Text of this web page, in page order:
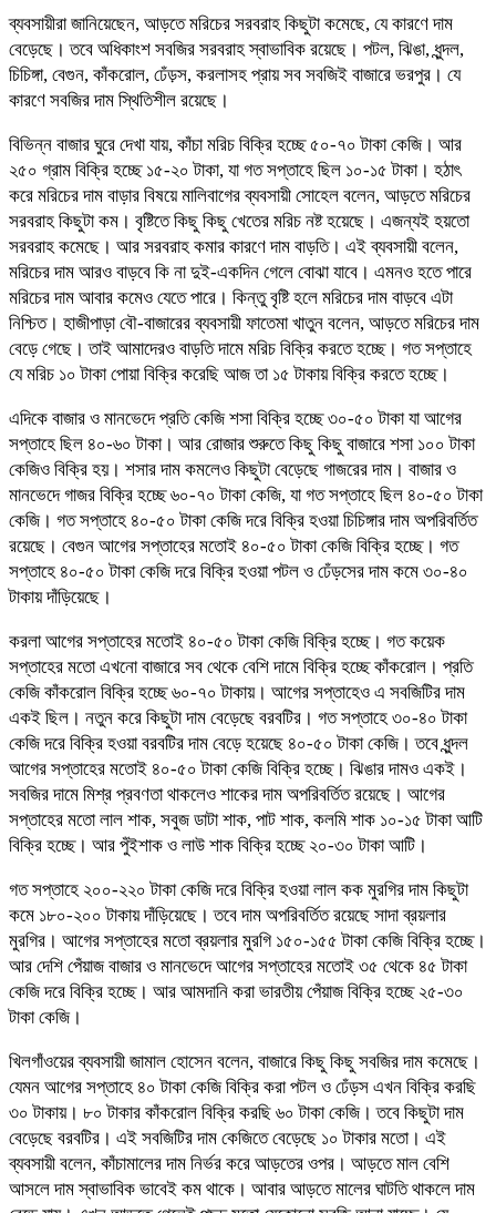
ব্যবসায়ীরা জানিয়েছেন, আড়তে মরিচের সরবরাহ কিছুটা কমেছে, যে কারণে দাম
বেড়েছে। তবে অধিকাংশ সবজির সরবরাহ স্বাভাবিক রয়েছে। পটল, ঝিঙা, ধুন্দল,
চিচিঙ্গা, বেগুন, কাঁকরোল, ঢেঁড়স, করলাসহ প্রায় সব সবজিই বাজারে ভরপুর। যে
কারণে সবজির দাম স্থিতিশীল রয়েছে।
বিভিন্ন বাজার ঘুরে দেখা যায়, কাঁচা মরিচ বিক্রি হচ্ছে ৫০-৭০ টাকা কেজি। আর
২৫০ গ্রাম বিক্রি হচ্ছে ১৫-২০ টাকা, যা গত সপ্তাহে ছিল ১০-১৫ টাকা। হঠাৎ
করে মরিচের দাম বাড়ার বিষয়ে মালিবাগের ব্যবসায়ী সোহেল বলেন, আড়তে মরিচের
সরবরাহ কিছুটা কম। বৃষ্টিতে কিছু কিছু খেতের মরিচ নষ্ট হয়েছে। এজন্যই হয়তো
সরবরাহ কমেছে। আর সরবরাহ কমার কারণে দাম বাড়তি। এই ব্যবসায়ী বলেন,
মরিচের দাম আরও বাড়বে কি না দুই-একদিন গেলে বোঝা যাবে। এমনও হতে পারে
মরিচের দাম আবার কমেও যেতে পারে। কিন্তু বৃষ্টি হলে মরিচের দাম বাড়বে এটা
নিশ্চিত। হাজীপাড়া বৌ-বাজারের ব্যবসায়ী ফাতেমা খাতুন বলেন, আড়তে মরিচের দাম
বেড়ে গেছে। তাই আমাদেরও বাড়তি দামে মরিচ বিক্রি করতে হচ্ছে। গত সপ্তাহে
যে মরিচ ১০ টাকা পোয়া বিক্রি করেছি আজ তা ১৫ টাকায় বিক্রি করতে হচ্ছে।
এদিকে বাজার ও মানভেদে প্রতি কেজি শসা বিক্রি হচ্ছে ৩০-৫০ টাকা যা আগের
সপ্তাহে ছিল ৪০-৬০ টাকা। আর রোজার শুরুতে কিছু কিছু বাজারে শসা ১০০ টাকা
কেজিও বিক্রি হয়। শসার দাম কমলেও কিছুটা বেড়েছে গাজরের দাম। বাজার ও
মানভেদে গাজর বিক্রি হচ্ছে ৬০-৭০ টাকা কেজি, যা গত সপ্তাহে ছিল ৪০-৫০ টাকা
কেজি। গত সপ্তাহে ৪০-৫০ টাকা কেজি দরে বিক্রি হওয়া চিচিঙ্গার দাম অপরিবর্তিত
রয়েছে। বেগুন আগের সপ্তাহের মতোই ৪০-৫০ টাকা কেজি বিক্রি হচ্ছে। গত
সপ্তাহে ৪০-৫০ টাকা কেজি দরে বিক্রি হওয়া পটল ও ঢেঁড়সের দাম কমে ৩০-৪০
টাকায় দাঁড়িয়েছে।
করলা আগের সপ্তাহের মতোই ৪০-৫০ টাকা কেজি বিক্রি হচ্ছে। গত কয়েক
সপ্তাহের মতো এখনো বাজারে সব থেকে বেশি দামে বিক্রি হচ্ছে কাঁকরোল। প্রতি
কেজি কাঁকরোল বিক্রি হচ্ছে ৬০-৭০ টাকায়। আগের সপ্তাহেও এ সবজিটির দাম
একই ছিল। নতুন করে কিছুটা দাম বেড়েছে বরবটির। গত সপ্তাহে ৩০-৪০ টাকা
কেজি দরে বিক্রি হওয়া বরবটির দাম বেড়ে হয়েছে ৪০-৫০ টাকা কেজি। তবে ধুন্দল
আগের সপ্তাহের মতোই ৪০-৫০ টাকা কেজি বিক্রি হচ্ছে। ঝিঙার দামও একই।
সবজির দামে মিশ্র প্রবণতা থাকলেও শাকের দাম অপরিবর্তিত রয়েছে। আগের
সপ্তাহের মতো লাল শাক, সবুজ ডাটা শাক, পাট শাক, কলমি শাক ১০-১৫ টাকা আটি
বিক্রি হচ্ছে। আর পুঁইশাক ও লাউ শাক বিক্রি হচ্ছে ২০-৩০ টাকা আটি।
গত সপ্তাহে ২০০-২২০ টাকা কেজি দরে বিক্রি হওয়া লাল কক মুরগির দাম কিছুটা
কমে ১৮০-২০০ টাকায় দাঁড়িয়েছে। তবে দাম অপরিবর্তিত রয়েছে সাদা ব্রয়লার
মুরগির। আগের সপ্তাহের মতো ব্রয়লার মুরগি ১৫০-১৫৫ টাকা কেজি বিক্রি হচ্ছে।
আর দেশি পেঁয়াজ বাজার ও মানভেদে আগের সপ্তাহের মতোই ৩৫ থেকে ৪৫ টাকা
কেজি দরে বিক্রি হচ্ছে। আর আমদানি করা ভারতীয় পেঁয়াজ বিক্রি হচ্ছে ২৫-৩০
টাকা কেজি।
খিলগাঁওয়ের ব্যবসায়ী জামাল হোসেন বলেন, বাজারে কিছু কিছু সবজির দাম কমেছে।
যেমন আগের সপ্তাহে ৪০ টাকা কেজি বিক্রি করা পটল ও ঢেঁড়স এখন বিক্রি করছি
৩০ টাকায়। ৮০ টাকার কাঁকরোল বিক্রি করছি ৬০ টাকা কেজি। তবে কিছুটা দাম
বেড়েছে বরবটির। এই সবজিটির দাম কেজিতে বেড়েছে ১০ টাকার মতো। এই
ব্যবসায়ী বলেন, কাঁচামালের দাম নির্ভর করে আড়তের ওপর। আড়তে মাল বেশি
আসলে দাম স্বাভাবিক ভাবেই কম থাকে। আবার আড়তে মালের ঘাটতি থাকলে দাম